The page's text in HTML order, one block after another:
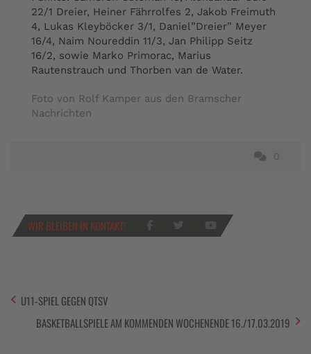
22/1 Dreier, Heiner Fährrolfes 2, Jakob Freimuth
4, Lukas Kleyböcker 3/1, Daniel”Dreier” Meyer
16/4, Naim Noureddin 11/3, Jan Philipp Seitz
16/2, sowie Marko Primorac, Marius
Rautenstrauch und Thorben van de Water.
Foto von Rolf Kamper aus den Bramscher
Nachrichten
0
WIR BLEIBEN IN KONTAKT!
U11-SPIEL GEGEN QTSV
BASKETBALLSPIELE AM KOMMENDEN WOCHENENDE 16./17.03.2019